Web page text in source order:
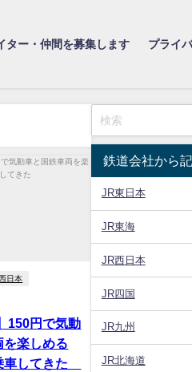
ター・仲間を募集します プライ
日本
150円で気動
を楽しめる
してきた
鉄道会社から
JR東日本
JR東海
JR西日本
JR四国
JR九州
JR北海道